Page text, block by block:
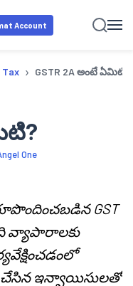
Account
Tax › GSTR 2A అంటే ఏమిటి?
One
GST
వ్యాపారాలకు
ఇన్వాయిసులతో